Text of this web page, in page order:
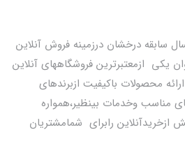
آنلاین پروین با 10سال سابقه درخشان درزمینه فروش آنلاین
یکی ازمعتبرترین فروشگاههای آنلاین
محصولات باکیفیت ازبرندهای
مناسب وخدمات بینظیر،همواره
ازخریدآنلاین رابرای شمامشتریان